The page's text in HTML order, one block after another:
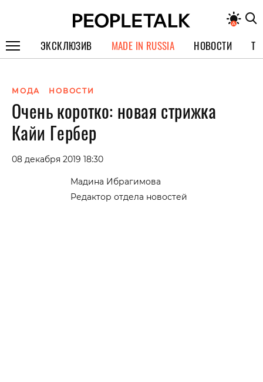
ЭКСКЛЮЗИВ
СПЕЦПРОЕКТЫ
ИНТЕРВЬЮ
ПОКОЛЕНИЕ
MADE IN RUSSIA НОВОСТИ
МОДА НОВОСТИ
Очень коротко: новая стрижка
Кайи Гербер
08 декабря 2019 18:30
Мадина Ибрагимова
Редактор отдела новостей